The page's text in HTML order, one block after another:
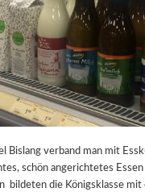
Bislang verband man mit
schön angerichtetes
bildeten die Königsklasse